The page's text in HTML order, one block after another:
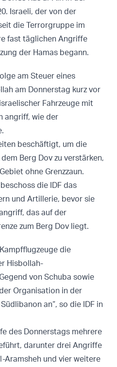
Israeli, der von der
die Terrorgruppe im
fast täglichen Angriffe
der Hamas begann.
am Steuer eines
am Donnerstag kurz vor
Fahrzeuge mit
angriff, wie der
beschäftigt, um die
Berg Dov zu verstärken,
ohne Grenzzaun.
die IDF das
und Artillerie, bevor sie
das auf der
zum Berg Dov liegt.
die
Hisbollah-
von Schuba sowie
Organisation in der
an“, so die IDF in
des Donnerstags mehrere
darunter drei Angriffe
Aramsheh und vier weitere